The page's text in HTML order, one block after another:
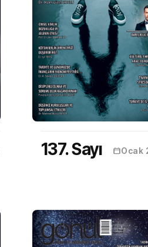
137. Sayı Ocak